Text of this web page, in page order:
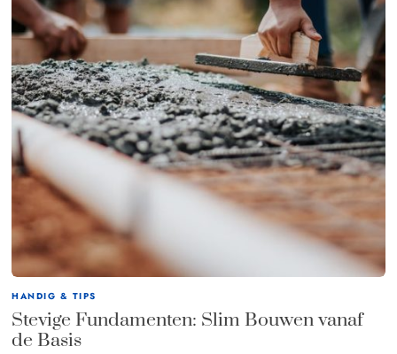
HANDIG & TIPS
Stevige Fundamenten: Slim Bouwen vanaf
de Basis